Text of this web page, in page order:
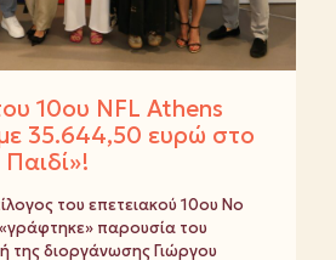
10ου NFL Athens
35.644,50 ευρώ στο
του επετειακού 10ου No
παρουσία του
της διοργάνωσης Γιώργου